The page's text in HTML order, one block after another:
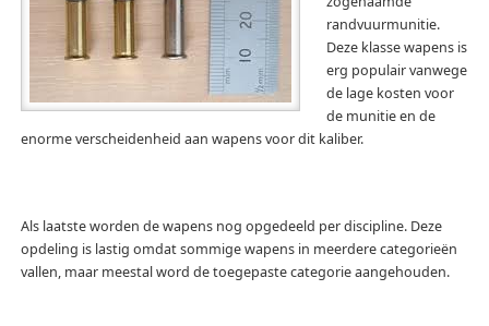
randvuurmunitie.
Deze klasse wapens is
erg populair vanwege
de lage kosten voor
de munitie en de
enorme verscheidenheid aan wapens voor dit kaliber.
Als laatste worden de wapens nog opgedeeld per discipline. Deze
opdeling is lastig omdat sommige wapens in meerdere categorieën
vallen, maar meestal word de toegepaste categorie aangehouden.